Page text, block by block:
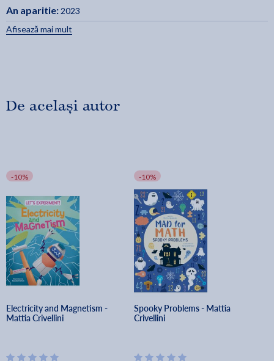
An aparitie: 2023
Afisează mai mult
De același autor
-10%
Electricity and Magnetism -
Mattia Crivellini
-10%
Spooky Problems - Mattia
Crivellini